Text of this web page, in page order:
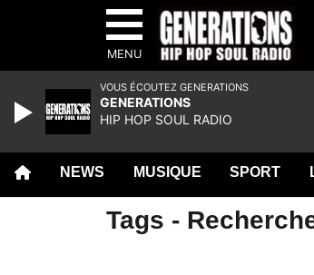
MENU
NEWS MUSIQUE SPORT
Tags -
VOUS ÉCOUTEZ GENERATIONS
GENERATIONS
HIP HOP SOUL RADIO